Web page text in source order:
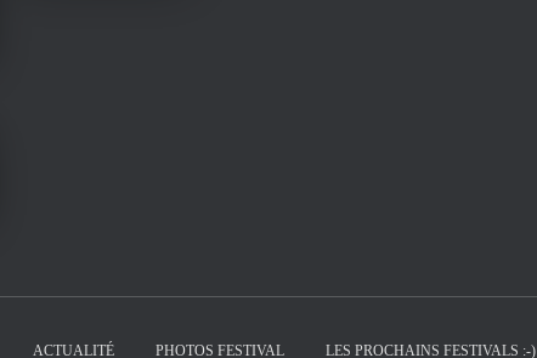
ACTUALITÉ PHOTOS FESTIVAL LES PROCHAINS FESTIVALS :-)